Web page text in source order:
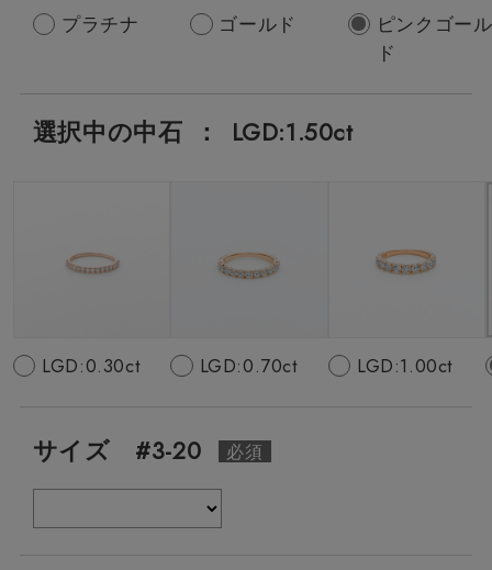
プラチナ ゴールド
ピンクゴール
ド
選択中の中石 ： LGD:1.50ct
LGD:0.30ct LGD:0.70ct LGD:1.00ct
サイズ #3-20